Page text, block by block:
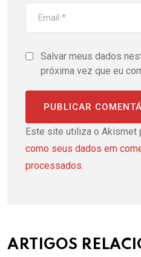
Salvar meus dados
próxima vez que eu
Este site utiliza o Akismet
como seus dados em
processados
ARTIGOS